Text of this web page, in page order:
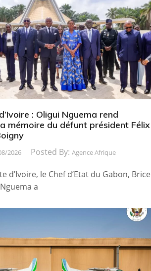
: Oligui Nguema rend
mémoire du défunt président Félix
2026 Posted By: Agence Afrique
d’Ivoire, le Chef d’Etat du Gabon, Brice
a